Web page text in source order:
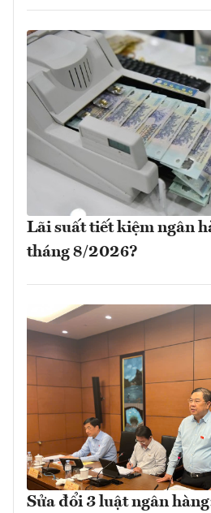
Lãi suất tiết kiệm ngân
tháng 8/2026?
Sửa đổi 3 luật ngân